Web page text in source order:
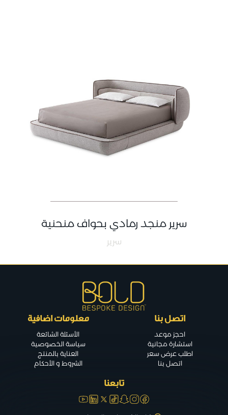
سرير منجد رمادي بحواف منحنية
سرير
اتصل بنا
احجز موعد
استشارة مجانية
اطلب عرض سعر
اتصل بنا
معلومات اضافية
الأسئلة الشائعة
سياسة الخصوصية
العناية بالمنتج
الشروط و الأحكام
تابعنا